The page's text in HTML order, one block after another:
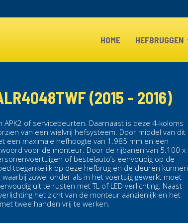
HOME HEFBRUGGEN
(2015 - 2016)
of servicebeurten. Daarnaast is deze 4-koloms
van een wielvrij hefsysteem. Door middel van dit
een maximale hefhoogte van 1.985 mm en een
voor de monteur. Door de rijbanen van 5.100 x
of bestelauto’s eenvoudig op de
toegankelijk op deze hefbrug en de deuren kunnen
zowel onder als in het voertuig gewerkt moet
uit te rusten met TL of LED verlichting. Naast
het zicht van de monteur aanzienlijk en het
twee handen vrij te werken.